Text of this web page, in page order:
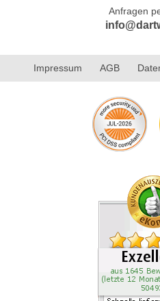
Anfragen
Impressum AGB